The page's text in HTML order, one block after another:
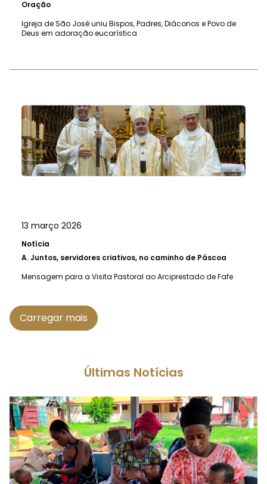
Oração
Igreja de São José uniu Bispos, Padres, Diáconos e Povo de
Deus em adoração eucarística
13 março 2026
Notícia
A.Juntos, servidores criativos, no caminho de Páscoa
Mensagem para a Visita Pastoral ao Arciprestado de Fafe
Carregar mais
Últimas Notícias